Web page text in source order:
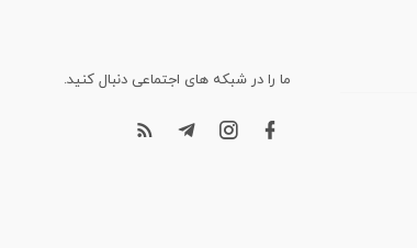
ما را در شبکه های اجتماعی دنبال کنید.